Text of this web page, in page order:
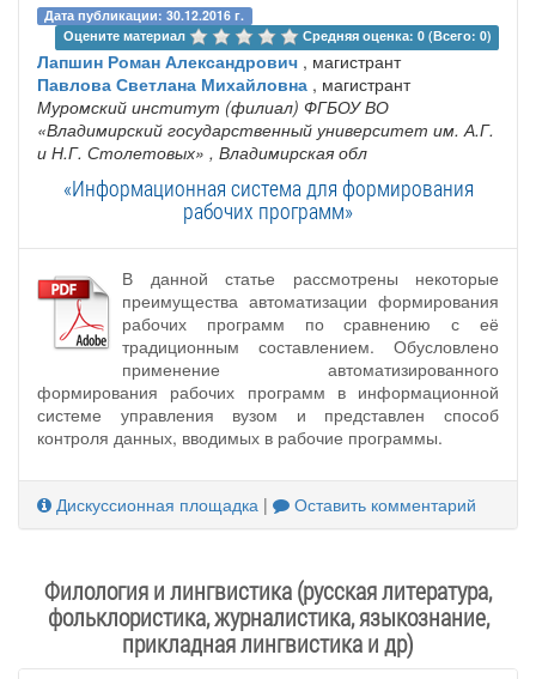
Дата публикации: 30.12.2016 г.
Оцените материал
Средняя оценка: 0 (Всего: 0)
Лапшин Роман Александрович , магистрант
Павлова Светлана Михайловна , магистрант
Муромский институт (филиал) ФГБОУ ВО
«Владимирский государственный университет им. А.Г.
и Н.Г. Столетовых» , Владимирская обл
«Информационная система для формирования
рабочих программ»
В данной статье рассмотрены некоторые
преимущества автоматизации формирования
рабочих программ по сравнению с её
традиционным составлением. Обусловлено
применение автоматизированного
формирования рабочих программ в информационной
системе управления вузом и представлен способ
контроля данных, вводимых в рабочие программы.
Дискуссионная площадка | Оставить комментарий
Филология и лингвистика (русская литература,
фольклористика, журналистика, языкознание,
прикладная лингвистика и др)